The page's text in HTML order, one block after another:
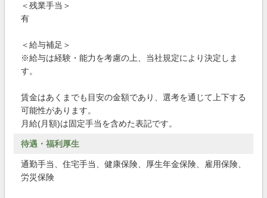
＜残業手当＞
有
＜給与補足＞
※給与は経験・能力を考慮の上、当社規定により決定しま
す。
賃金はあくまでも目安の金額であり、選考を通じて上下する
可能性があります。
月給(月額)は固定手当を含めた表記です。
待遇・福利厚生
通勤手当、住宅手当、健康保険、厚生年金保険、雇用保険、
労災保険